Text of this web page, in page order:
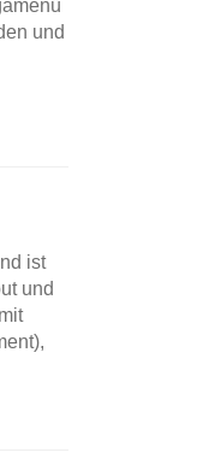
und
ist
und